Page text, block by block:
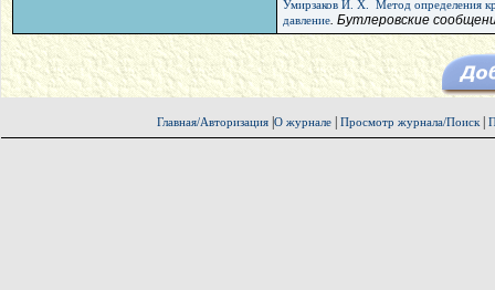
Умирзаков И. Х.
Метод определения
давление. Бутлеровские
Главная/Авторизация| О журнале| Просмотр журнала/Поиск|